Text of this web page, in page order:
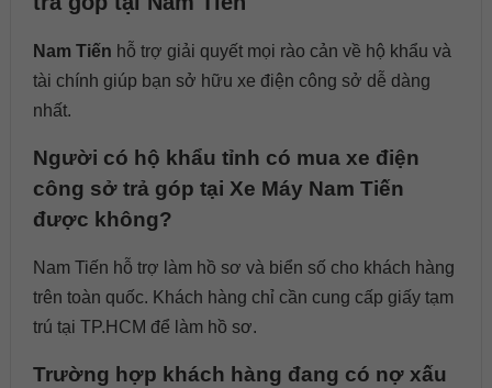
Nam Tiến hỗ trợ giải quyết mọi rào cản về hộ khẩu và
tài chính giúp bạn sở hữu xe điện công sở dễ dàng
nhất.
Người có hộ khẩu tỉnh có mua xe điện
công sở trả góp tại Xe Máy Nam Tiến
được không?
Nam Tiến hỗ trợ làm hồ sơ và biển số cho khách hàng
trên toàn quốc. Khách hàng chỉ cần cung cấp giấy tạm
trú tại TP.HCM để làm hồ sơ.
Trường hợp khách hàng đang có nợ xấu